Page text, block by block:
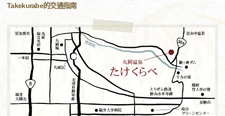
Takekurabe的交通指南